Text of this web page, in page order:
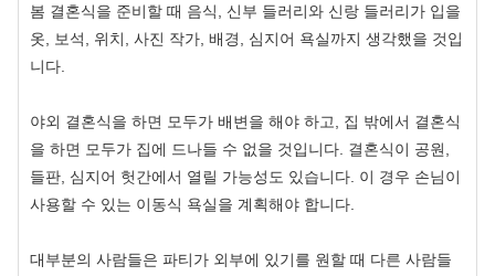
봄 결혼식을 준비할 때 음식, 신부 들러리와 신랑 들러리가 입을
옷, 보석, 위치, 사진 작가, 배경, 심지어 욕실까지 생각했을 것입
니다.
야외 결혼식을 하면 모두가 배변을 해야 하고, 집 밖에서 결혼식
을 하면 모두가 집에 드나들 수 없을 것입니다. 결혼식이 공원,
들판, 심지어 헛간에서 열릴 가능성도 있습니다. 이 경우 손님이
사용할 수 있는 이동식 욕실을 계획해야 합니다.
대부분의 사람들은 파티가 외부에 있기를 원할 때 다른 사람들